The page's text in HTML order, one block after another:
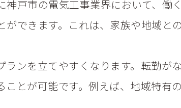
神戸市の電気工事業界において、
できます。これは、家族や地域と
ランを立てやすくなります。転勤
ことが可能です。例えば、地域特